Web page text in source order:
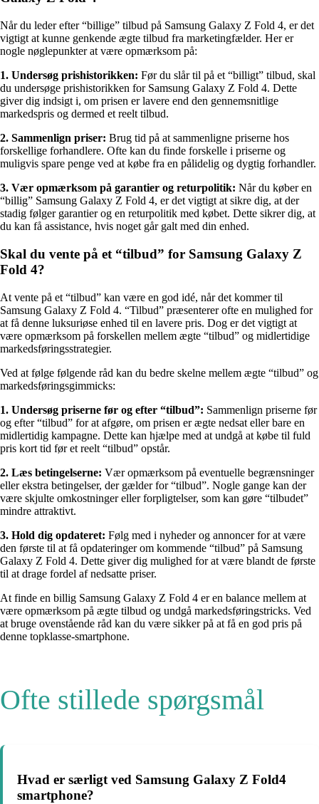
Når du leder efter “billige” tilbud på Samsung Galaxy Z Fold 4, er det
vigtigt at kunne genkende ægte tilbud fra marketingfælder. Her er
nogle nøglepunkter at være opmærksom på:
1. Undersøg prishistorikken: Før du slår til på et “billigt” tilbud, skal
du undersøge prishistorikken for Samsung Galaxy Z Fold 4. Dette
giver dig indsigt i, om prisen er lavere end den gennemsnitlige
markedspris og dermed et reelt tilbud.
2. Sammenlign priser: Brug tid på at sammenligne priserne hos
forskellige forhandlere. Ofte kan du finde forskelle i priserne og
muligvis spare penge ved at købe fra en pålidelig og dygtig forhandler.
3. Vær opmærksom på garantier og returpolitik: Når du køber en
“billig” Samsung Galaxy Z Fold 4, er det vigtigt at sikre dig, at der
stadig følger garantier og en returpolitik med købet. Dette sikrer dig, at
du kan få assistance, hvis noget går galt med din enhed.
Skal du vente på et “tilbud” for Samsung Galaxy Z
Fold 4?
At vente på et “tilbud” kan være en god idé, når det kommer til
Samsung Galaxy Z Fold 4. “Tilbud” præsenterer ofte en mulighed for
at få denne luksuriøse enhed til en lavere pris. Dog er det vigtigt at
være opmærksom på forskellen mellem ægte “tilbud” og midlertidige
markedsføringsstrategier.
Ved at følge følgende råd kan du bedre skelne mellem ægte “tilbud” og
markedsføringsgimmicks:
1. Undersøg priserne før og efter “tilbud”: Sammenlign priserne før
og efter “tilbud” for at afgøre, om prisen er ægte nedsat eller bare en
midlertidig kampagne. Dette kan hjælpe med at undgå at købe til fuld
pris kort tid før et reelt “tilbud” opstår.
2. Læs betingelserne: Vær opmærksom på eventuelle begrænsninger
eller ekstra betingelser, der gælder for “tilbud”. Nogle gange kan der
være skjulte omkostninger eller forpligtelser, som kan gøre “tilbudet”
mindre attraktivt.
3. Hold dig opdateret: Følg med i nyheder og annoncer for at være
den første til at få opdateringer om kommende “tilbud” på Samsung
Galaxy Z Fold 4. Dette giver dig mulighed for at være blandt de første
til at drage fordel af nedsatte priser.
At finde en billig Samsung Galaxy Z Fold 4 er en balance mellem at
være opmærksom på ægte tilbud og undgå markedsføringstricks. Ved
at bruge ovenstående råd kan du være sikker på at få en god pris på
denne topklasse-smartphone.
Ofte stillede spørgsmål
Hvad er særligt ved Samsung Galaxy Z Fold4
smartphone?